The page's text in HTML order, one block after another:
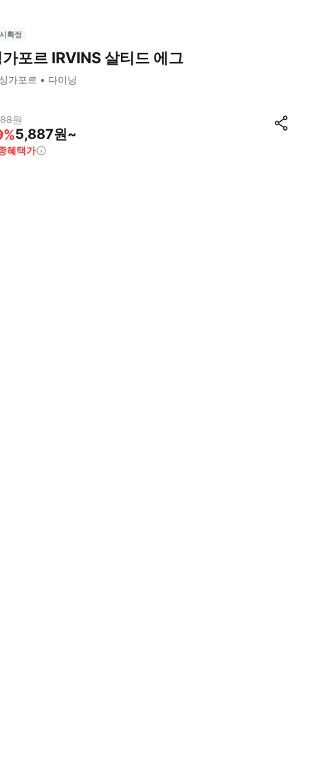
확정
포르 IRVINS 살티드 에그
싱가포르 다이닝
원
%5,887원~
혜택가